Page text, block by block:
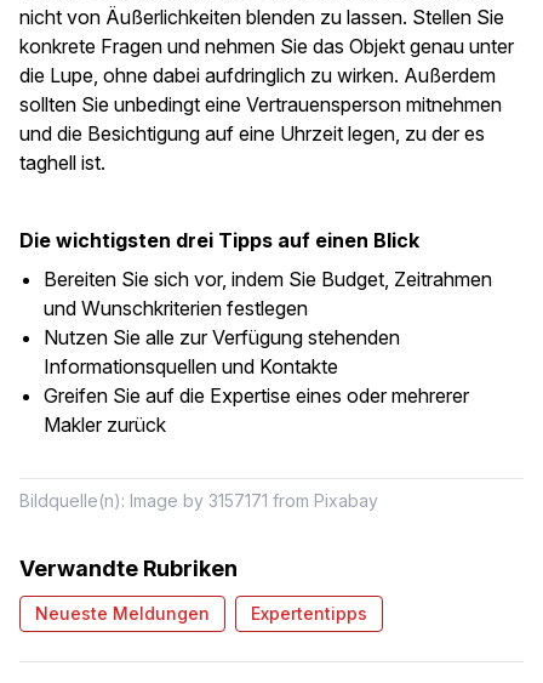
nicht von Äußerlichkeiten blenden zu lassen. Stellen Sie
konkrete Fragen und nehmen Sie das Objekt genau unter
die Lupe, ohne dabei aufdringlich zu wirken. Außerdem
sollten Sie unbedingt eine Vertrauensperson mitnehmen
und die Besichtigung auf eine Uhrzeit legen, zu der es
taghell ist.
Die wichtigsten drei Tipps auf einen Blick
Bereiten Sie sich vor, indem Sie Budget, Zeitrahmen
und Wunschkriterien festlegen
Nutzen Sie alle zur Verfügung stehenden
Informationsquellen und Kontakte
Greifen Sie auf die Expertise eines oder mehrerer
Makler zurück
Bildquelle(n): Image by 3157171 from Pixabay
Verwandte Rubriken
Neueste Meldungen Expertentipps